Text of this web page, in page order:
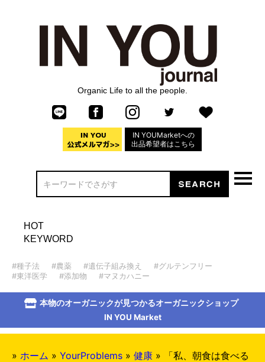
Organic Life to all the people.
IN YOUMarketへの
出品希望者はこちら
HOT
KEYWORD
#種子法 #農薬 #遺伝子組み換え
#グルテンフリー
#東洋医学
#添加物 #マヌカハニー
本物のオーガニックが見つかるオーガニックショップ
IN YOU Market
» ホーム » YourProblems » 健康 »
「私、朝食は食べる